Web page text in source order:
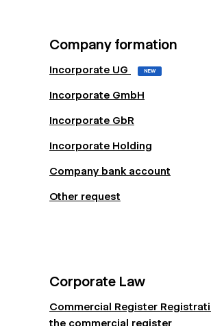
Company formation
Incorporate UG NEW
Incorporate GmbH
Incorporate GbR
Incorporate Holding
Company bank account
Other request
Corporate Law
Commercial Register
the commercial register